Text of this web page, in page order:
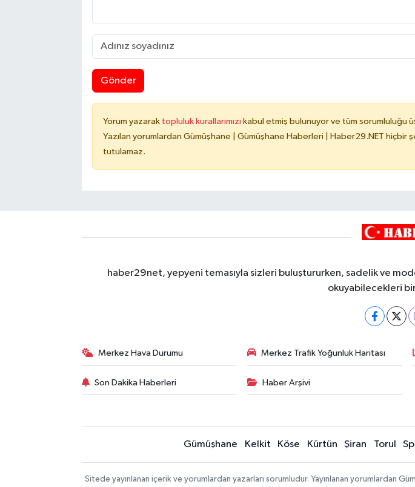
Gönder
Yorum yazarak topluluk kurallarımızı kabul etmiş bulunuyor ve tüm sorumluluğu
Yazılan yorumlardan Gümüşhane | Gümüşhane Haberleri | Haber29.NET hiçbir
tutulamaz.
haber29net, yepyeni temasıyla sizleri buluştururken, sadelik ve
okuyabilecekleri
Merkez Hava Durumu Merkez Trafik Yoğunluk Haritası
Son Dakika Haberleri Haber Arşivi
Gümüşhane Kelkit Köse Kürtün Şiran Torul
Sitede yayınlanan içerik ve yorumlardan yazarları sorumludur. Yayınlanan yorumlardan